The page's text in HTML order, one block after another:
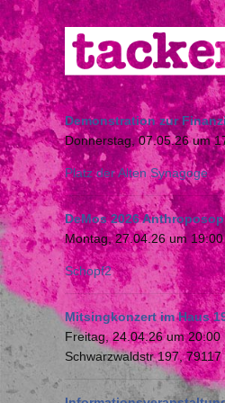
Direkt
zum
Inhalt
Demonstration zur
Donnerstag, 07.05.26 um
Platz der Alten Synagoge
DeMos 2026
Montag, 27.04.26 um
Schopf2
Mitsingkonzert im Haus
Freitag, 24.04.26 um 20:00
Schwarzwaldstr 197,